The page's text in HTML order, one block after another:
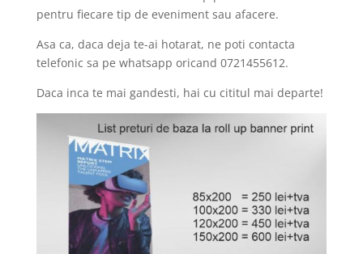
pentru fiecare tip de eveniment sau afacere.
Asa ca, daca deja te-ai hotarat, ne poti contacta
telefonic sa pe whatsapp oricand 0721455612.
Daca inca te mai gandesti, hai cu cititul mai departe!